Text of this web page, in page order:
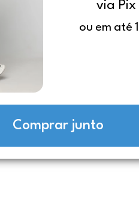
via Pix
ou em até
Comprar junto